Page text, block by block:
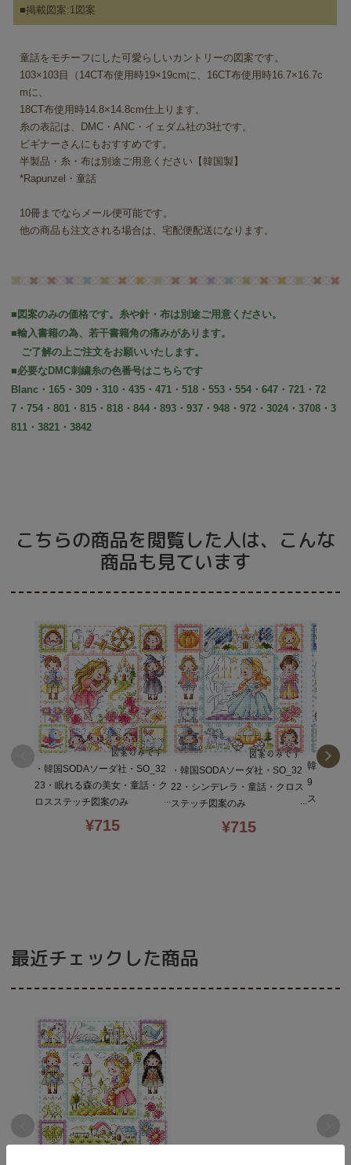
■掲載図案:1図案
童話をモチーフにした可愛らしいカントリーの図案です。
103×103目（14CT布使用時19×19cmに、16CT布使用時16.7×16.7c
mに、
18CT布使用時14.8×14.8cm仕上ります。
糸の表記は、DMC・ANC・イェダム社の3社です。
ビギナーさんにもおすすめです。
半製品・糸・布は別途ご用意ください【韓国製】
*Rapunzel・童話
10冊までならメール便可能です。
他の商品も注文される場合は、宅配便配送になります。
■図案のみの価格です。糸や針・布は別途ご用意ください。
■輸入書籍の為、若干書籍角の痛みがあります。
ご了解の上ご注文をお願いいたします。
■必要なDMC刺繍糸の色番号はこちらです
Blanc・165・309・310・435・471・518・553・554・647・721・72
7・754・801・815・818・844・893・937・948・972・3024・3708・3
811・3821・3842
こちらの商品を閲覧した人は、こんな
商品も見ています
・韓国SODAソーダ社・SO_32
23・眠れる森の美女・童話・ク
ロスステッチ図案のみ
¥715
・韓国SODAソーダ社・SO_32
22・シンデレラ・童話・クロス
ステッチ図案のみ
¥715
韓国
9・美女
ステッチ
最近チェックした商品